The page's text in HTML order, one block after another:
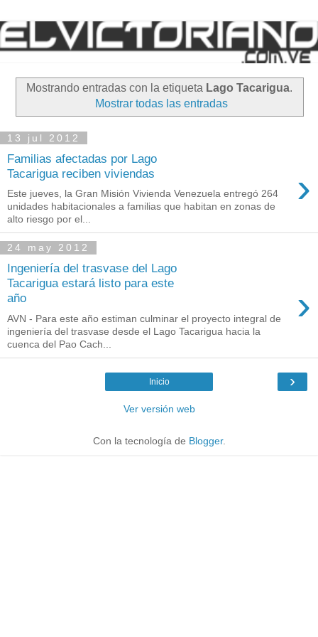
Mostrando entradas con la etiqueta Lago Tacarigua.
Mostrar todas las entradas
13 jul 2012
Familias afectadas por Lago
Tacarigua reciben viviendas
›
Este jueves, la Gran Misión Vivienda Venezuela entregó 264
unidades habitacionales a familias que habitan en zonas de
alto riesgo por el...
24 may 2012
Ingeniería del trasvase del Lago
Tacarigua estará listo para este
año
›
AVN - Para este año estiman culminar el proyecto integral de
ingeniería del trasvase desde el Lago Tacarigua hacia la
cuenca del Pao Cach...
›
Inicio
Ver versión web
Con la tecnología de Blogger.